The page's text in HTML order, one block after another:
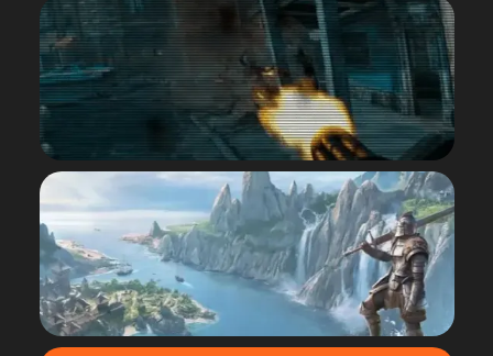
NORMES
COMMUNAUTAIRES
POLITIQUE RELATIVE
AUX VIDÉOS DES FANS
VUE